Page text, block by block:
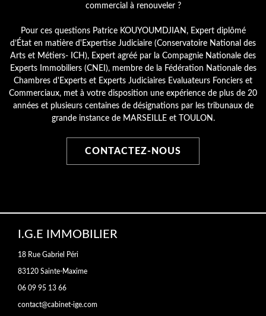
commercial à renouveler ?
Pour ces questions Patrice KOUYOUMDJIAN, Expert diplômé
d’État en matière d'Expertise Judiciaire (Conservatoire National des
Arts et Métiers- ICH), Expert agréé par la Compagnie Nationale des
Experts Immobiliers (CNEI), membre de la Fédération Nationale des
Chambres d'Experts et Experts Judiciaires Evaluateurs Fonciers et
Commerciaux, met à votre disposition une expérience de plus de 20
années et plusieurs centaines de désignations par les tribunaux de
grande instance de MARSEILLE et TOULON.
CONTACTEZ-NOUS
I.G.E IMMOBILIER
18 Rue Gabriel Péri
83120 Sainte-Maxime
06 09 95 13 66
contact@cabinet-ige.com